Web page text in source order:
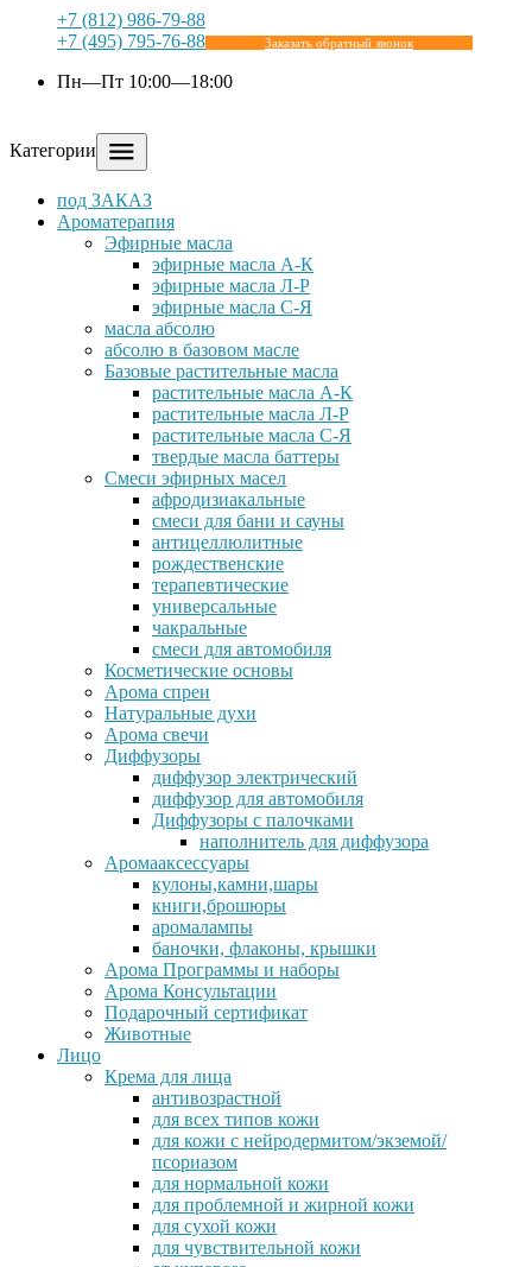
+7 (812) 986-79-88
+7 (495) 795-76-88
Заказать обратный звонок
Пн—Пт 10:00—18:00
Категории
под ЗАКАЗ
Ароматерапия
Эфирные масла
эфирные масла А-К
эфирные масла Л-Р
эфирные масла С-Я
масла абсолю
абсолю в базовом масле
Базовые растительные масла
растительные масла А-К
растительные масла Л-Р
растительные масла С-Я
твердые масла баттеры
Cмеси эфирных масел
афродизиакальные
смеси для бани и сауны
антицеллюлитные
рождественские
терапевтические
универсальные
чакральные
смеси для автомобиля
Косметические основы
Арома спреи
Натуральные духи
Арома свечи
Диффузоры
диффузор электрический
диффузор для автомобиля
Диффузоры с палочками
наполнитель для диффузора
Аромааксессуары
кулоны,камни,шары
книги,брошюры
аромалампы
баночки, флаконы, крышки
Арома Программы и наборы
Арома Консультации
Подарочный сертификат
Животные
Лицо
Крема для лица
антивозрастной
для всех типов кожи
для кожи с нейродермитом/экземой/
псориазом
для нормальной кожи
для проблемной и жирной кожи
для сухой кожи
для чувствительной кожи